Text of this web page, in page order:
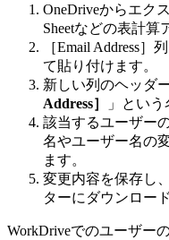
OneDriveからエク
Sheetなどの表計算
［Email Address
て貼り付けます。
新しい列のヘッダ
Address］
」という
該当するユーザー
名やユーザー名の
ます。
変更内容を保存し
ターにダウンロー
WorkDriveでのユーザー